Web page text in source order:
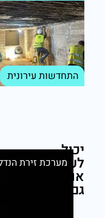
יכול
לעניין
אותך
גם
מערכת זירת
התחדשות עירונית